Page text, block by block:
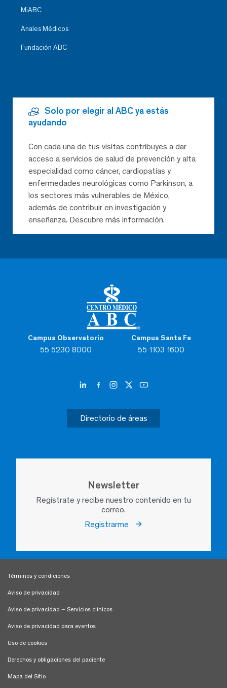
Campus Observatorio
55 5230 8000
Campus Santa Fe
55 1103 1600
Directorio de áreas
Newsletter
Regístrate y recibe nuestro contenido en tu
correo.
Registrarme
MiABC
Anales Médicos
Fundación ABC
Solo por elegir al ABC ya estás
ayudando
Con cada una de tus visitas contribuyes a dar
acceso a servicios de salud de prevención y alta
especialidad como cáncer, cardiopatías y
enfermedades neurológicas como Parkinson, a
los sectores más vulnerables de México,
además de contribuir en investigación y
enseñanza. Descubre más información.
Términos y condiciones
Aviso de privacidad
Aviso de privacidad – Servicios clínicos
Aviso de privacidad para eventos
Uso de cookies
Derechos y obligaciones del paciente
Mapa del Sitio